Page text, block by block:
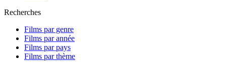
Recherches
Films par genre
Films par année
Films par pays
Films par thème